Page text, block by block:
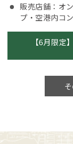
販売店舗：オ
プ・空港内コ
【6月限定